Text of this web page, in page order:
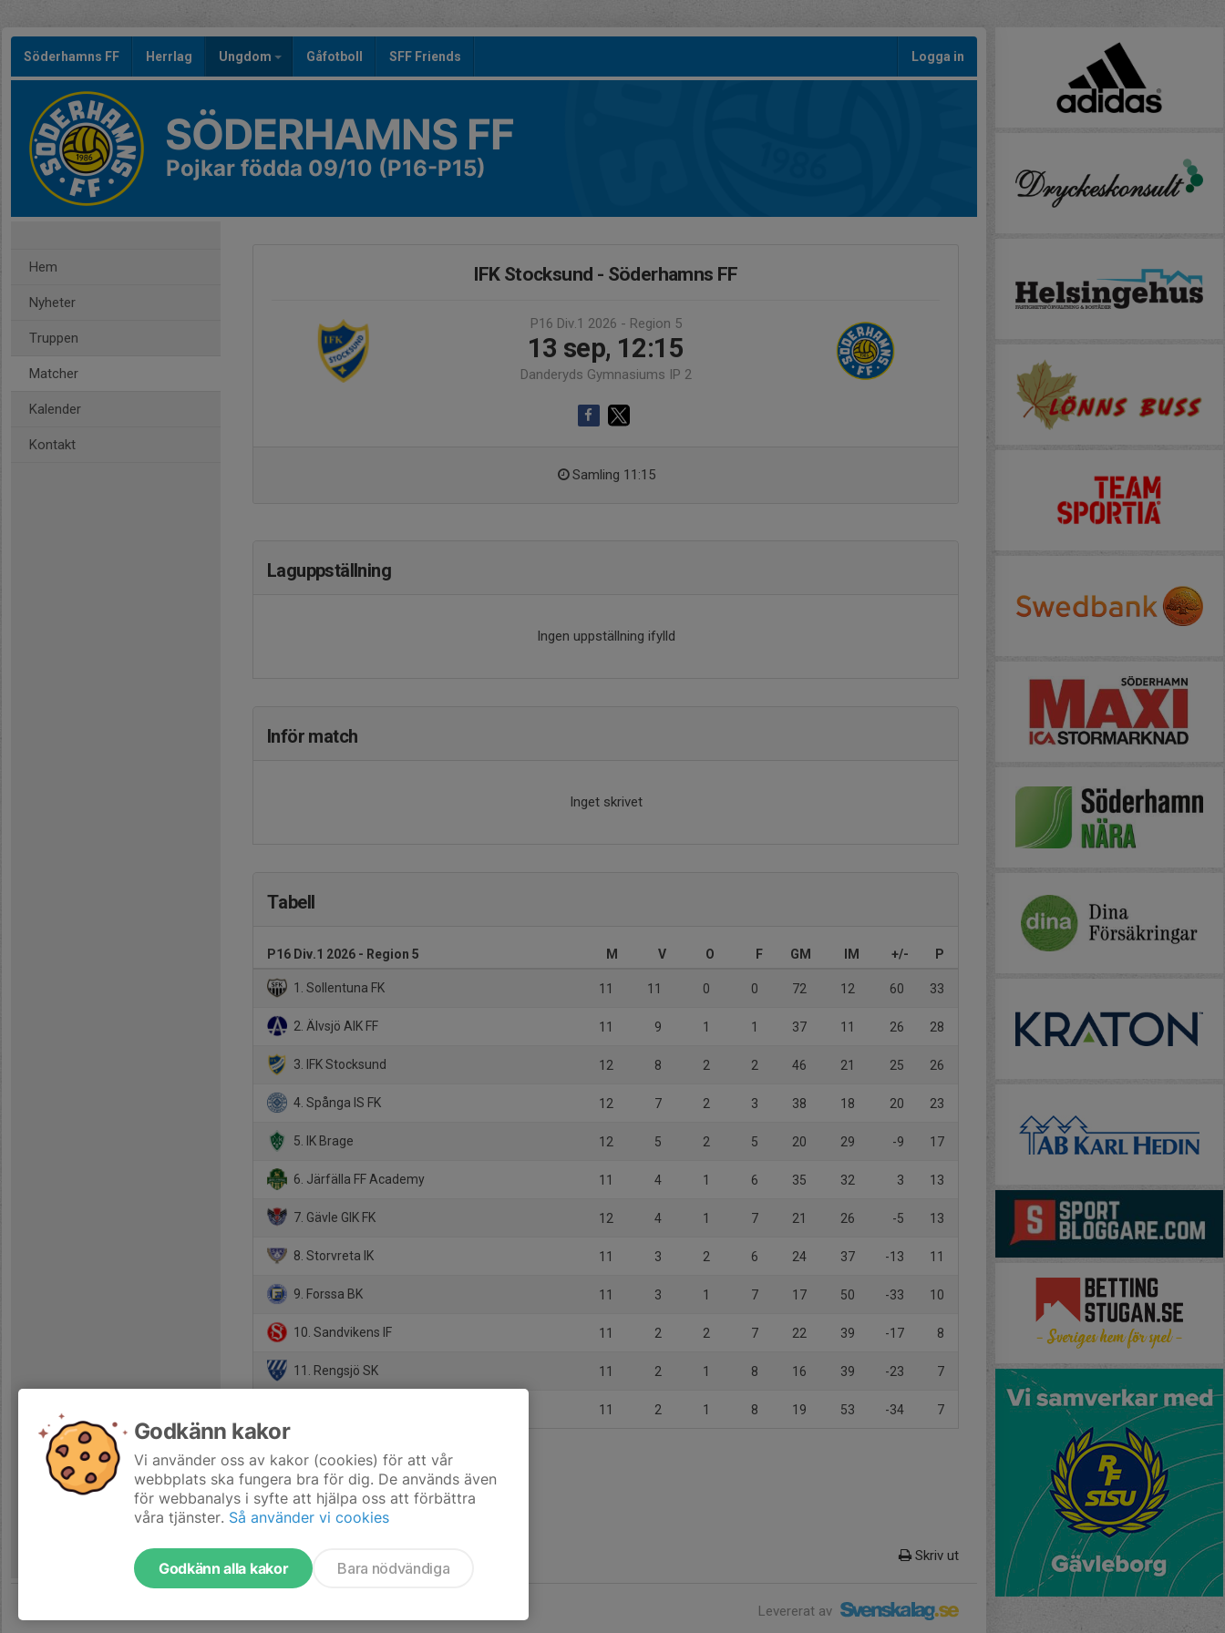
Söderhamns FF Herrlag Ungdom Gåfotboll SFF Friends Logga in
SÖDERHAMNS FF
Pojkar födda 09/10 (P16-P15)
Hem
Nyheter
Truppen
Matcher
Kalender
Kontakt
IFK Stocksund - Söderhamns FF
P16 Div.1 2026 - Region 5
13 sep, 12:15
Danderyds Gymnasiums IP 2
Samling 11:15
Laguppställning
Ingen uppställning ifylld
Inför match
Inget skrivet
Tabell
P16 Div.1 2026 - Region 5 M V O F GM IM +/- P
1. Sollentuna FK 11 11 0 0 72 12 60 33
2. Älvsjö AIK FF 11 9 1 1 37 11 26 28
3. IFK Stocksund 12 8 2 2 46 21 25 26
4. Spånga IS FK 12 7 2 3 38 18 20 23
5. IK Brage 12 5 2 5 20 29 -9 17
6. Järfälla FF Academy 11 4 1 6 35 32 3 13
7. Gävle GIK FK 12 4 1 7 21 26 -5 13
8. Storvreta IK 11 3 2 6 24 37 -13 11
9. Forssa BK 11 3 1 7 17 50 -33 10
10. Sandvikens IF 11 2 2 7 22 39 -17 8
11. Rengsjö SK 11 2 1 8 16 39 -23 7
11 2 1 8 19 53 -34 7
Skriv ut
Levererat av
Godkänn kakor
Vi använder oss av kakor (cookies) för att vår
webbplats ska fungera bra för dig. De används även
för webbanalys i syfte att hjälpa oss att förbättra
våra tjänster. Så använder vi cookies
Godkänn alla kakor Bara nödvändiga